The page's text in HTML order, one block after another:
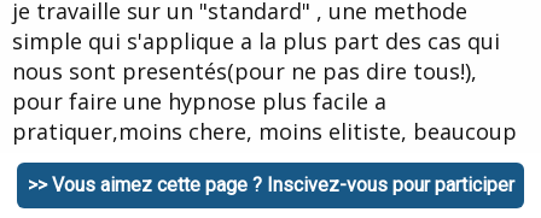
je travaille sur un "standard" , une methode
simple qui s'applique a la plus part des cas qui
nous sont presentés(pour ne pas dire tous!),
pour faire une hypnose plus facile a
pratiquer,moins chere, moins elitiste, beaucoup
plus efficace!
amicalement.
>> Vous aimez cette page ? Inscivez-vous pour participer